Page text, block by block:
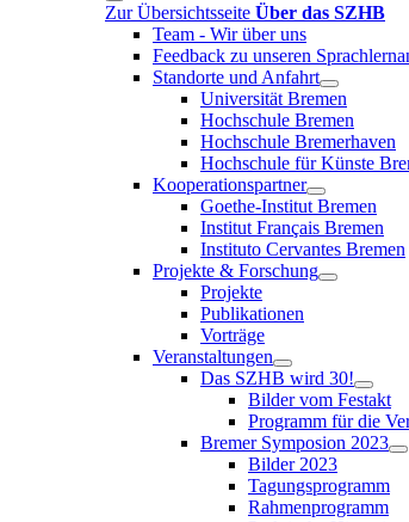
Zur Übersichtsseite Über das SZHB
Team - Wir über uns
Feedback zu unseren
Standorte und Anfahrt
Universität Bremen
Hochschule Bremen
Hochschule Bremerhaven
Hochschule für Künste
Kooperationspartner
Goethe-Institut Bremen
Institut Français Bremen
Instituto Cervantes Bremen
Projekte & Forschung
Projekte
Publikationen
Vorträge
Veranstaltungen
Das SZHB wird 30!
Bilder vom Festakt
Programm für die
Bremer Symposion 2023
Bilder 2023
Tagungsprogramm
Rahmenprogramm